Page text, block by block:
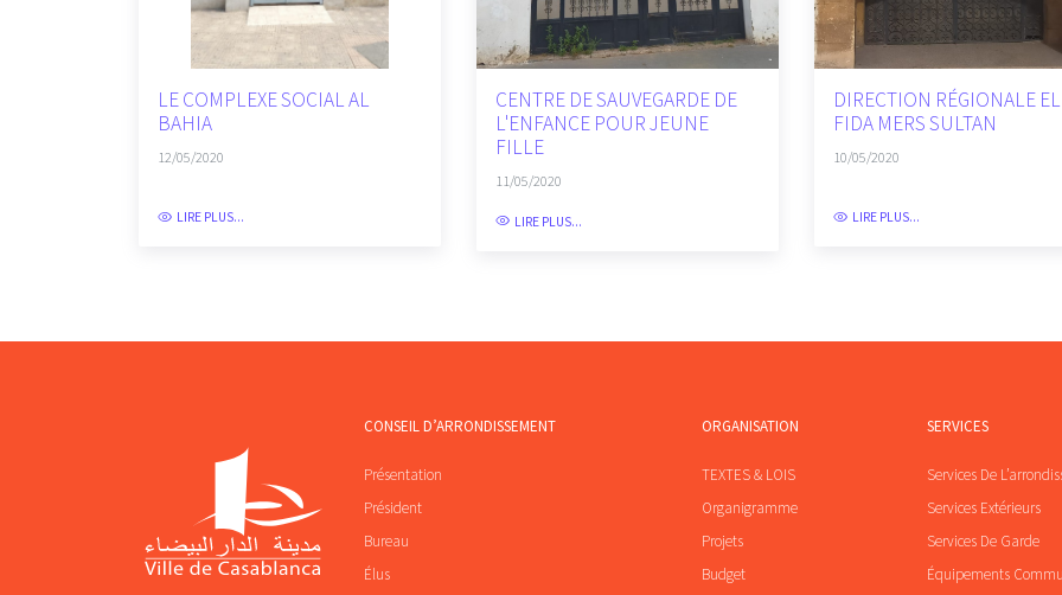
LE COMPLEXE SOCIAL AL
BAHIA
12/05/2020
LIRE PLUS...
CENTRE DE SAUVEGARDE DE
L'ENFANCE POUR JEUNE
FILLE
11/05/2020
LIRE PLUS...
DIRECTION RÉGIONALE EL
FIDA MERS SULTAN
10/05/2020
LIRE PLUS...
CONSEIL D’ARRONDISSEMENT
Présentation
Président
Bureau
Élus
ORGANISATION
TEXTES & LOIS
Organigramme
Projets
Budget
SERVICES
Services De
Services Extérieurs
Services De Garde
Équipements